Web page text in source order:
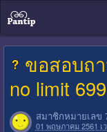
ขอสอบถ
no limit
สมาชิกหมายเลข
01 พฤษภาคม 2561 เ